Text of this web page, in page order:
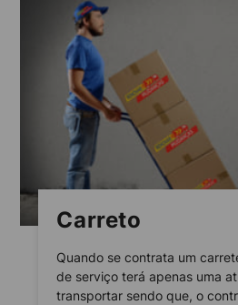
Carreto
Quando se contrata um
de serviço terá apenas uma
transportar sendo que, o